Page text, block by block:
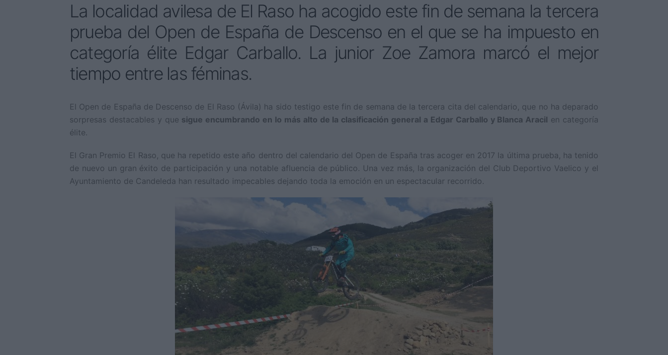
La localidad avilesa de El Raso ha acogido este fin de semana la tercera
prueba del Open de España de Descenso en el que se ha impuesto en
categoría élite Edgar Carballo. La junior Zoe Zamora marcó el mejor
tiempo entre las féminas.
El Open de España de Descenso de El Raso (Ávila) ha sido testigo este fin de semana de la tercera cita del calendario, que no ha deparado
sorpresas destacables y que sigue encumbrando en lo más alto de la clasificación general a Edgar Carballo y Blanca Aracil en categoría
élite.
El Gran Premio El Raso, que ha repetido este año dentro del calendario del Open de España tras acoger en 2017 la última prueba, ha tenido
de nuevo un gran éxito de participación y una notable afluencia de público. Una vez más, la organización del Club Deportivo Vaelico y el
Ayuntamiento de Candeleda han resultado impecables dejando toda la emoción en un espectacular recorrido.